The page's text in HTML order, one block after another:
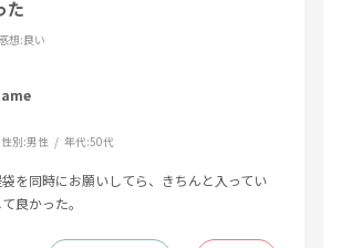
た
想:良い
性別:男性 年代:50代
を同時にお願いしてら、きちんと入ってい
良かった。